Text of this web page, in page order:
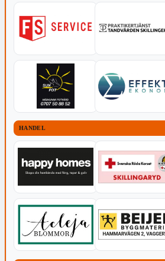
HANDEL